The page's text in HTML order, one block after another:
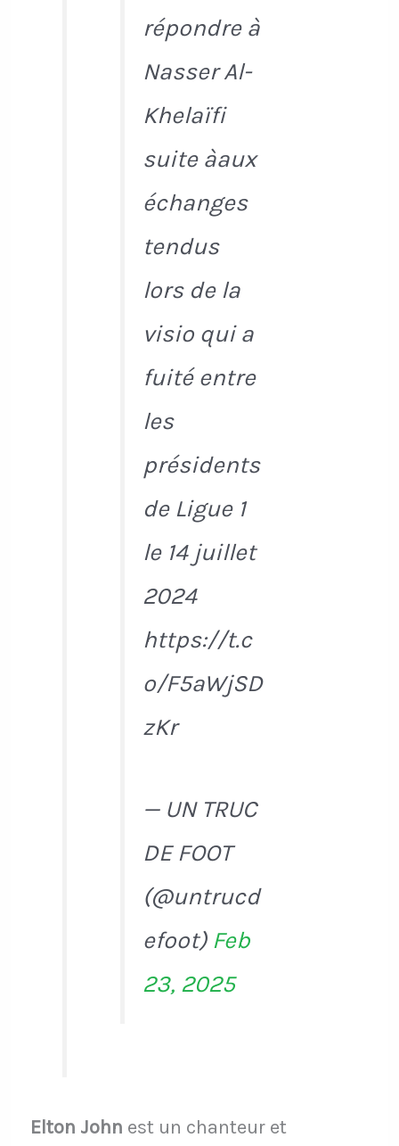
répondre à
Nasser Al-
Khelaïfi
suite àaux
échanges
tendus
lors de la
visio qui a
fuité entre
les
présidents
de Ligue 1
le 14 juillet
2024
https://t.c
o/F5aWjSD
zKr
— UN TRUC
DE FOOT
(@untrucd
efoot) Feb
23, 2025
Elton John est un chanteur et